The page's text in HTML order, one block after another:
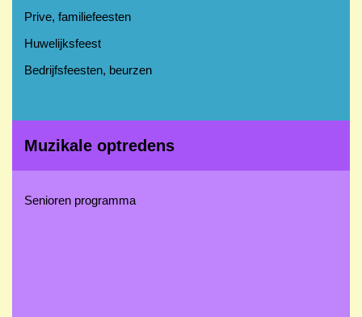
Prive, familiefeesten
Huwelijksfeest
Bedrijfsfeesten, beurzen
Muzikale optredens
Senioren programma